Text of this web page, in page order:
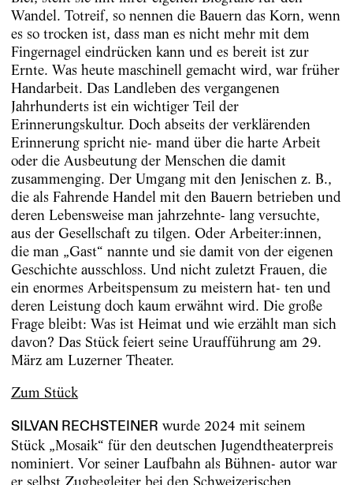
Wandel. Totreif, so nennen die Bauern das Korn, wenn
es so trocken ist, dass man es nicht mehr mit dem
Fingernagel eindrücken kann und es bereit ist zur
Ernte. Was heute maschinell gemacht wird, war früher
Handarbeit. Das Landleben des vergangenen
Jahrhunderts ist ein wichtiger Teil der
Erinnerungskultur. Doch abseits der verklärenden
Erinnerung spricht nie- mand über die harte Arbeit
oder die Ausbeutung der Menschen die damit
zusammenging. Der Umgang mit den Jenischen z. B.,
die als Fahrende Handel mit den Bauern betrieben und
deren Lebensweise man jahrzehnte- lang versuchte,
aus der Gesellschaft zu tilgen. Oder Arbeiter:innen,
die man „Gast“ nannte und sie damit von der eigenen
Geschichte ausschloss. Und nicht zuletzt Frauen, die
ein enormes Arbeitspensum zu meistern hat- ten und
deren Leistung doch kaum erwähnt wird. Die große
Frage bleibt: Was ist Heimat und wie erzählt man sich
davon? Das Stück feiert seine Uraufführung am 29.
März am Luzerner Theater.
Zum Stück
SILVAN RECHSTEINER wurde 2024 mit seinem
Stück „Mosaik“ für den deutschen Jugendtheaterpreis
nominiert. Vor seiner Laufbahn als Bühnen- autor war
er selbst Zugbegleiter bei den Schweizerischen